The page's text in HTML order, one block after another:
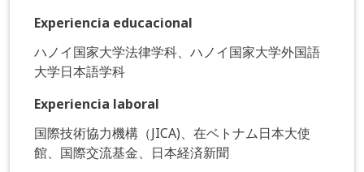
Experiencia educacional
ハノイ国家大学法律学科、ハノイ国家大学外国語
大学日本語学科
Experiencia laboral
国際技術協力機構（JICA)、在ベトナム日本大使
館、国際交流基金、日本経済新聞